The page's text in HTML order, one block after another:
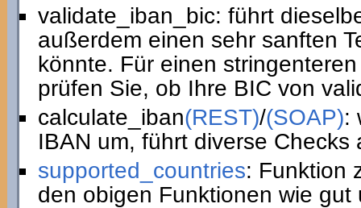
validate_iban_bic: führt
außerdem einen sehr sanften
könnte. Für einen
prüfen Sie, ob Ihre BIC von
calculate_iban(REST)/(SOAP):
IBAN um, führt diverse
supported_countries: Funktion
den obigen Funktionen wie gut